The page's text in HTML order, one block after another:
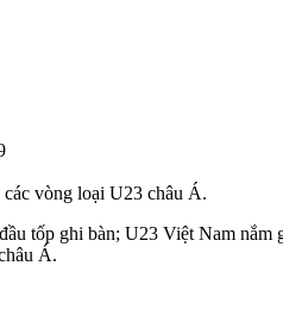
vòng loại U23 châu Á.
Á.